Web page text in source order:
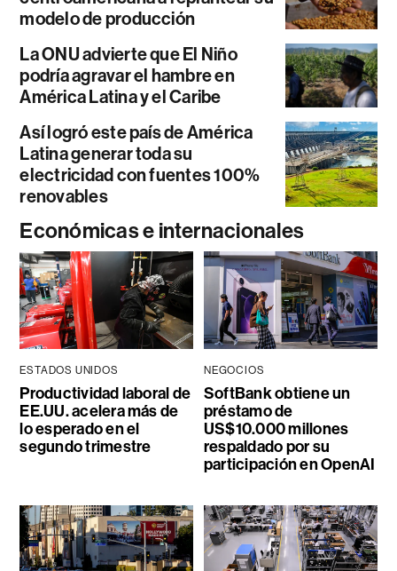
modelo de producción
La ONU advierte que El Niño
podría agravar el hambre en
América Latina y el Caribe
Así logró este país de América
Latina generar toda su
electricidad con fuentes 100%
renovables
Económicas e internacionales
ESTADOS UNIDOS
Productividad laboral de
EE.UU. acelera más de
lo esperado en el
segundo trimestre
NEGOCIOS
SoftBank obtiene un
préstamo de
US$10.000 millones
respaldado por su
participación en OpenAI